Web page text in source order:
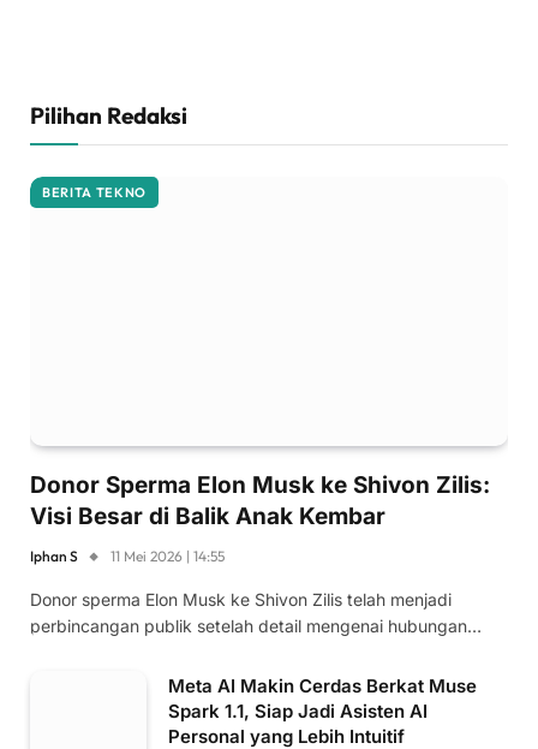
Pilihan Redaksi
BERITA TEKNO
Donor Sperma Elon Musk ke Shivon Zilis:
Visi Besar di Balik Anak Kembar
Iphan S 11 Mei 2026 | 14:55
Donor sperma Elon Musk ke Shivon Zilis telah menjadi
perbincangan publik setelah detail mengenai hubungan…
Meta AI Makin Cerdas Berkat Muse
Spark 1.1, Siap Jadi Asisten AI
Personal yang Lebih Intuitif